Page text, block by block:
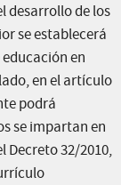
desarrollo de los
se establecerá
en
en el artículo
podrá
se impartan en
Decreto 32/2010,